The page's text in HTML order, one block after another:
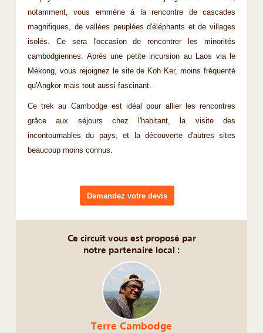
notamment, vous emmène à la rencontre de cascades
magnifiques, de vallées peuplées d'éléphants et de villages
isolés. Ce sera l'occasion de rencontrer les minorités
cambodgiennes. Après une petite incursion au Laos via le
Mékong, vous rejoignez le site de Koh Ker, moins fréquenté
qu'Angkor mais tout aussi fascinant.
Ce trek au Cambodge est idéal pour allier les rencontres
grâce aux séjours chez l'habitant, la visite des
incontournables du pays, et la découverte d'autres sites
beaucoup moins connus.
Demandez votre devis
Ce circuit vous est proposé par
notre partenaire local :
Terre Cambodge